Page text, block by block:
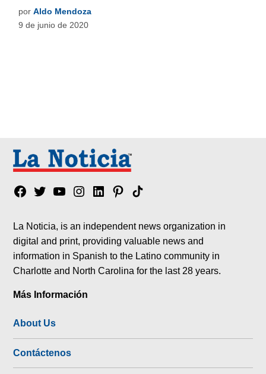
por Aldo Mendoza
9 de junio de 2020
Facebook
TwitterYouTubeInstagram
LinkedinPinterest
Tik
La Noticia, is an independent news organization in
digital and print, providing valuable news and
information in Spanish to the Latino community in
Charlotte and North Carolina for the last 28 years.
Más Información
About Us
Contáctenos